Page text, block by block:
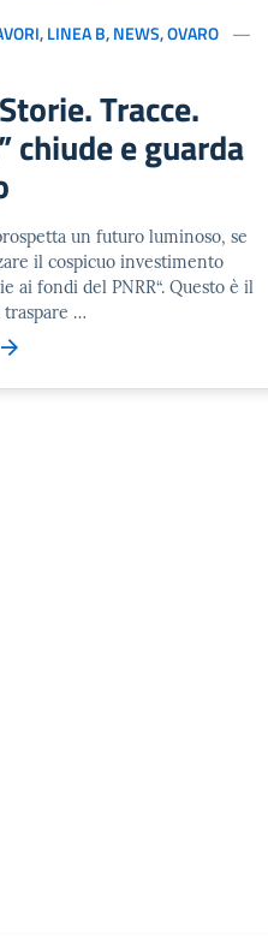
,LINEA B,NEWS,OVARO
Tracce.
chiude e guarda
un futuro luminoso, se
il cospicuo investimento
ai fondi del PNRR“. Questo è il
traspare …